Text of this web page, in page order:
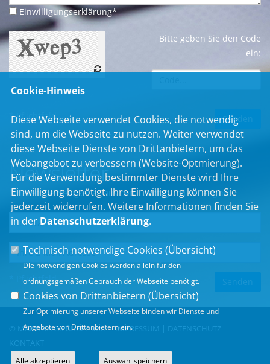
Einwilligungserklärung*
Bitte geben Sie den Code
ein:
* Pflichtfeld
Newsletter
Erhalten Sie Neuigkeiten aus dem Landtag und der Region.
* Pflichtfeld
© MARTINA GIEßÜBEL MdL |IMPRESSUM DATENSCHUTZ
KONTAKT
Cookie-Hinweis
Diese Webseite verwendet Cookies, die notwendig
sind, um die Webseite zu nutzen. Weiter verwendet
diese Webseite Dienste von Drittanbietern, um das
Webangebot zu verbessern (Website-Optmierung).
Für die Verwendung bestimmter Dienste wird Ihre
Einwilligung benötigt. Ihre Einwilligung können Sie
jederzeit widerrufen. Weitere Informationen finden Sie
in der Datenschutzerklärung.
Technisch notwendige Cookies (Übersicht)
Die notwendigen Cookies werden allein für den
ordnungsgemäßen Gebrauch der Webseite benötigt.
Cookies von Drittanbietern (Übersicht)
Zur Optimierung unserer Webseite binden wir Dienste und
Angebote von Drittanbietern ein.
Alle akzeptieren Auswahl speichern